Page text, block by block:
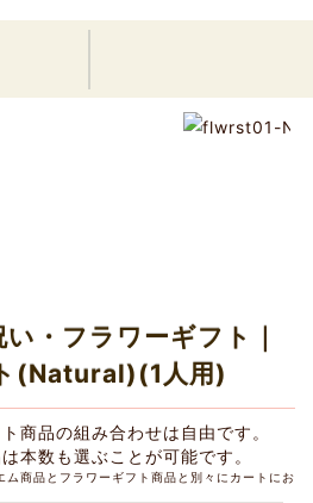
ワーギフト｜ガジュマルセット(Na
・フラワーギフト｜
(Natural)(1人用)
商品の組み合わせは自由です。
本数も選ぶことが可能です。
商品とフラワーギフト商品と別々にカートにお